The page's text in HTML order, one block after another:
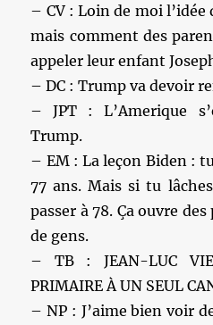
– CV : Loin de moi
mais comment des
appeler leur enfant
– DC : Trump va devoir
– JPT : L’Amerique
Trump.
– EM : La leçon Biden :
77 ans. Mais si tu
passer à 78. Ça ouvre
de gens.
– TB : JEAN-LUC
PRIMAIRE À UN SEUL
– NP : J’aime bien voir